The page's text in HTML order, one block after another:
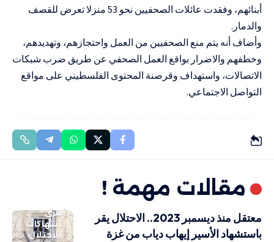
أبنائهم، وفقدت عائلات الصحفيين نحو 53 منزلا تعرض للقصف
والدمار.
وأضاف أنه يتم منع الصحفيين من العمل واحتجازهم، وتهديدهم،
وخطفهم والاضرار بواقع العمل الصحفي عن طريق ضرب شبكات
الاتصالات، واستهداف وقرصنة المحتوى الفلسطيني على مواقع
التواصل الاجتماعي.
مقالات مهمة !
أسرى
انتهاكات
الاحتلال
معتقل منذ ديسمبر 2023.. الاحتلال يقر
باستشهاد الأسير إيهاب دياب من غزة